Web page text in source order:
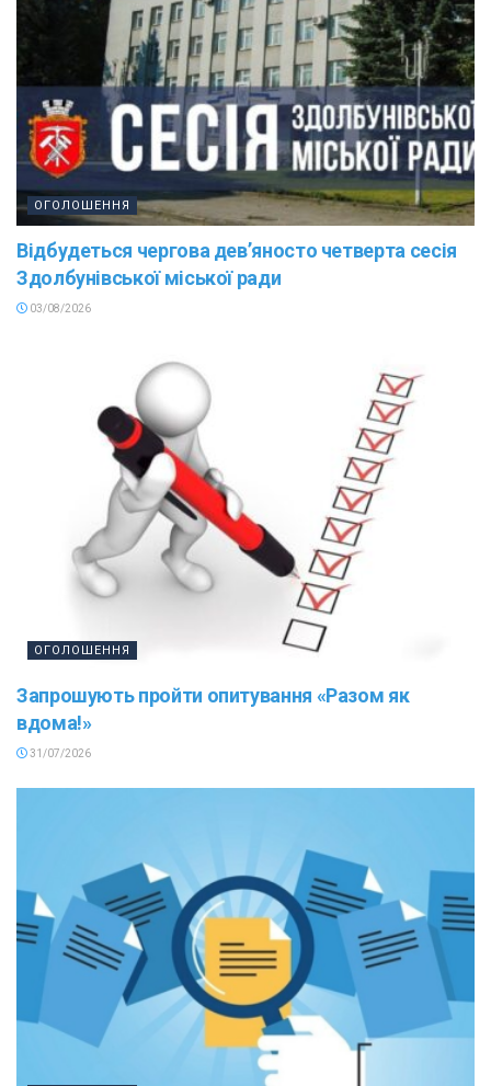
ОГОЛОШЕННЯ
Відбудеться чергова дев’яносто четверта сесія
Здолбунівської міської ради
03/08/2026
ОГОЛОШЕННЯ
Запрошують пройти опитування «Разом як
вдома!»
31/07/2026